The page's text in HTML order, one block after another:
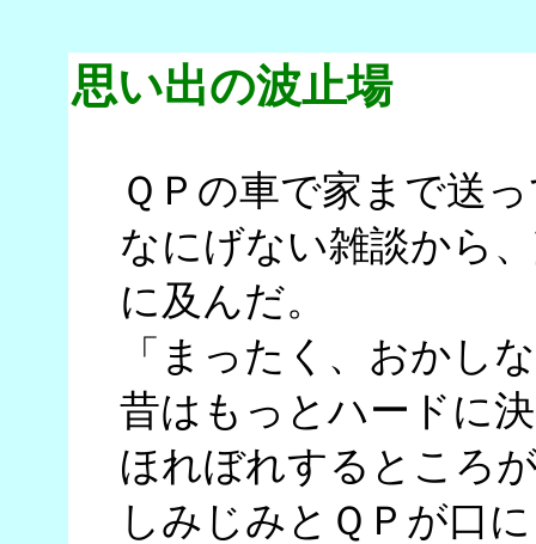
思い出の波止場
ＱＰの車で家まで送
なにげない雑談から
に及んだ。
「まったく、おか
昔はもっとハードに
ほれぼれするところ
しみじみとＱＰが口